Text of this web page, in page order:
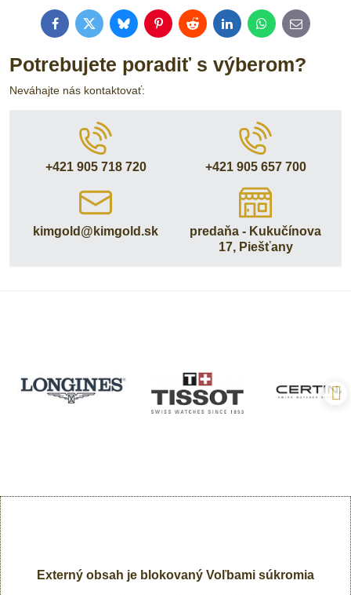
FacebookTwitterBlueskyPinterestRedditLinkedInWhatsApp
E-
mail
Potrebujete poradiť s výberom?
Neváhajte nás kontaktovať:
+421 905 718 720 +421 905 657 700
kimgold​@kimgold​.sk
predaňa - Kukučínova
17, Piešťany
Externý obsah je blokovaný Voľbami súkromia